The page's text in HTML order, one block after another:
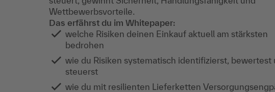
Wettbewerbsvorteile.
Das erfährst du im Whitepaper:
welche Risiken deinen Einkauf aktuell am stärksten
bedrohen
wie du Risiken systematisch identifizierst, bewertest
steuerst
wie du mit resilienten Lieferketten